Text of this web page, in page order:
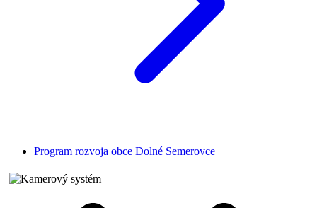
Program rozvoja obce Dolné Semerovce